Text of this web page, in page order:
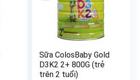
Sữa ColosBaby Gold
D3K2 2+ 800G (trẻ
trên 2 tuổi)